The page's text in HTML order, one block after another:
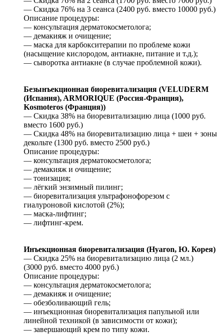
— Скидка 76% на 3 сеанса (2400 руб. вместо 10000 руб.)
Описание процедуры:
— консультация дерматокосметолога;
— демакияж и очищение;
— маска для карбокситерапии по проблеме кожи
(насыщение кислородом, антиакне, питание и т.д.);
— сыворотка антиакне (в случае проблемной кожи).
Безынъекционная биоревитализация (VELUDERM
(Испания), ARMORIQUE (Россия-Франция),
Kosmoteros (Франция))
— Скидка 38% на биоревитализацию лица (1000 руб.
вместо 1600 руб.)
— Скидка 48% на биоревитализацию лица + шеи + зоны
декольте (1300 руб. вместо 2500 руб.)
Описание процедуры:
— консультация дерматокосметолога;
— демакияж и очищение;
— тонизация;
— лёгкий энзимный пилинг;
— биоревитализация ультрафонофорезом с
гиалуроновой кислотой (2%);
— маска-лифтинг;
— лифтинг-крем.
Инъекционная биоревитализация (Hyaron, Ю. Корея)
— Скидка 25% на биоревитализацию лица (2 мл.)
(3000 руб. вместо 4000 руб.)
Описание процедуры:
— консультация дерматокосметолога;
— демакияж и очищение;
— обезболивающий гель;
— инъекционная биоревитализация папульной или
линейной техникой (в зависимости от кожи);
— завершающий крем по типу кожи.